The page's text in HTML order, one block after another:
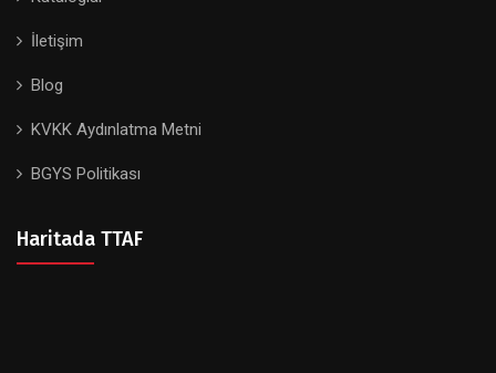
İletişim
Blog
KVKK Aydınlatma Metni
BGYS Politikası
Haritada TTAF